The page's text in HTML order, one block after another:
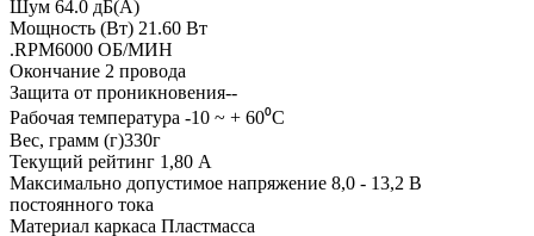
Шум 64.0 дБ(А)
Мощность (Вт) 21.60 Вт
.RPM6000 ОБ/МИН
Окончание 2 провода
Защита от проникновения--
Рабочая температура -10 ~ + 60⁰C
Вес, грамм (г)330г
Текущий рейтинг 1,80 А
Максимально допустимое напряжение 8,0 - 13,2 В
постоянного тока
Материал каркаса Пластмасса